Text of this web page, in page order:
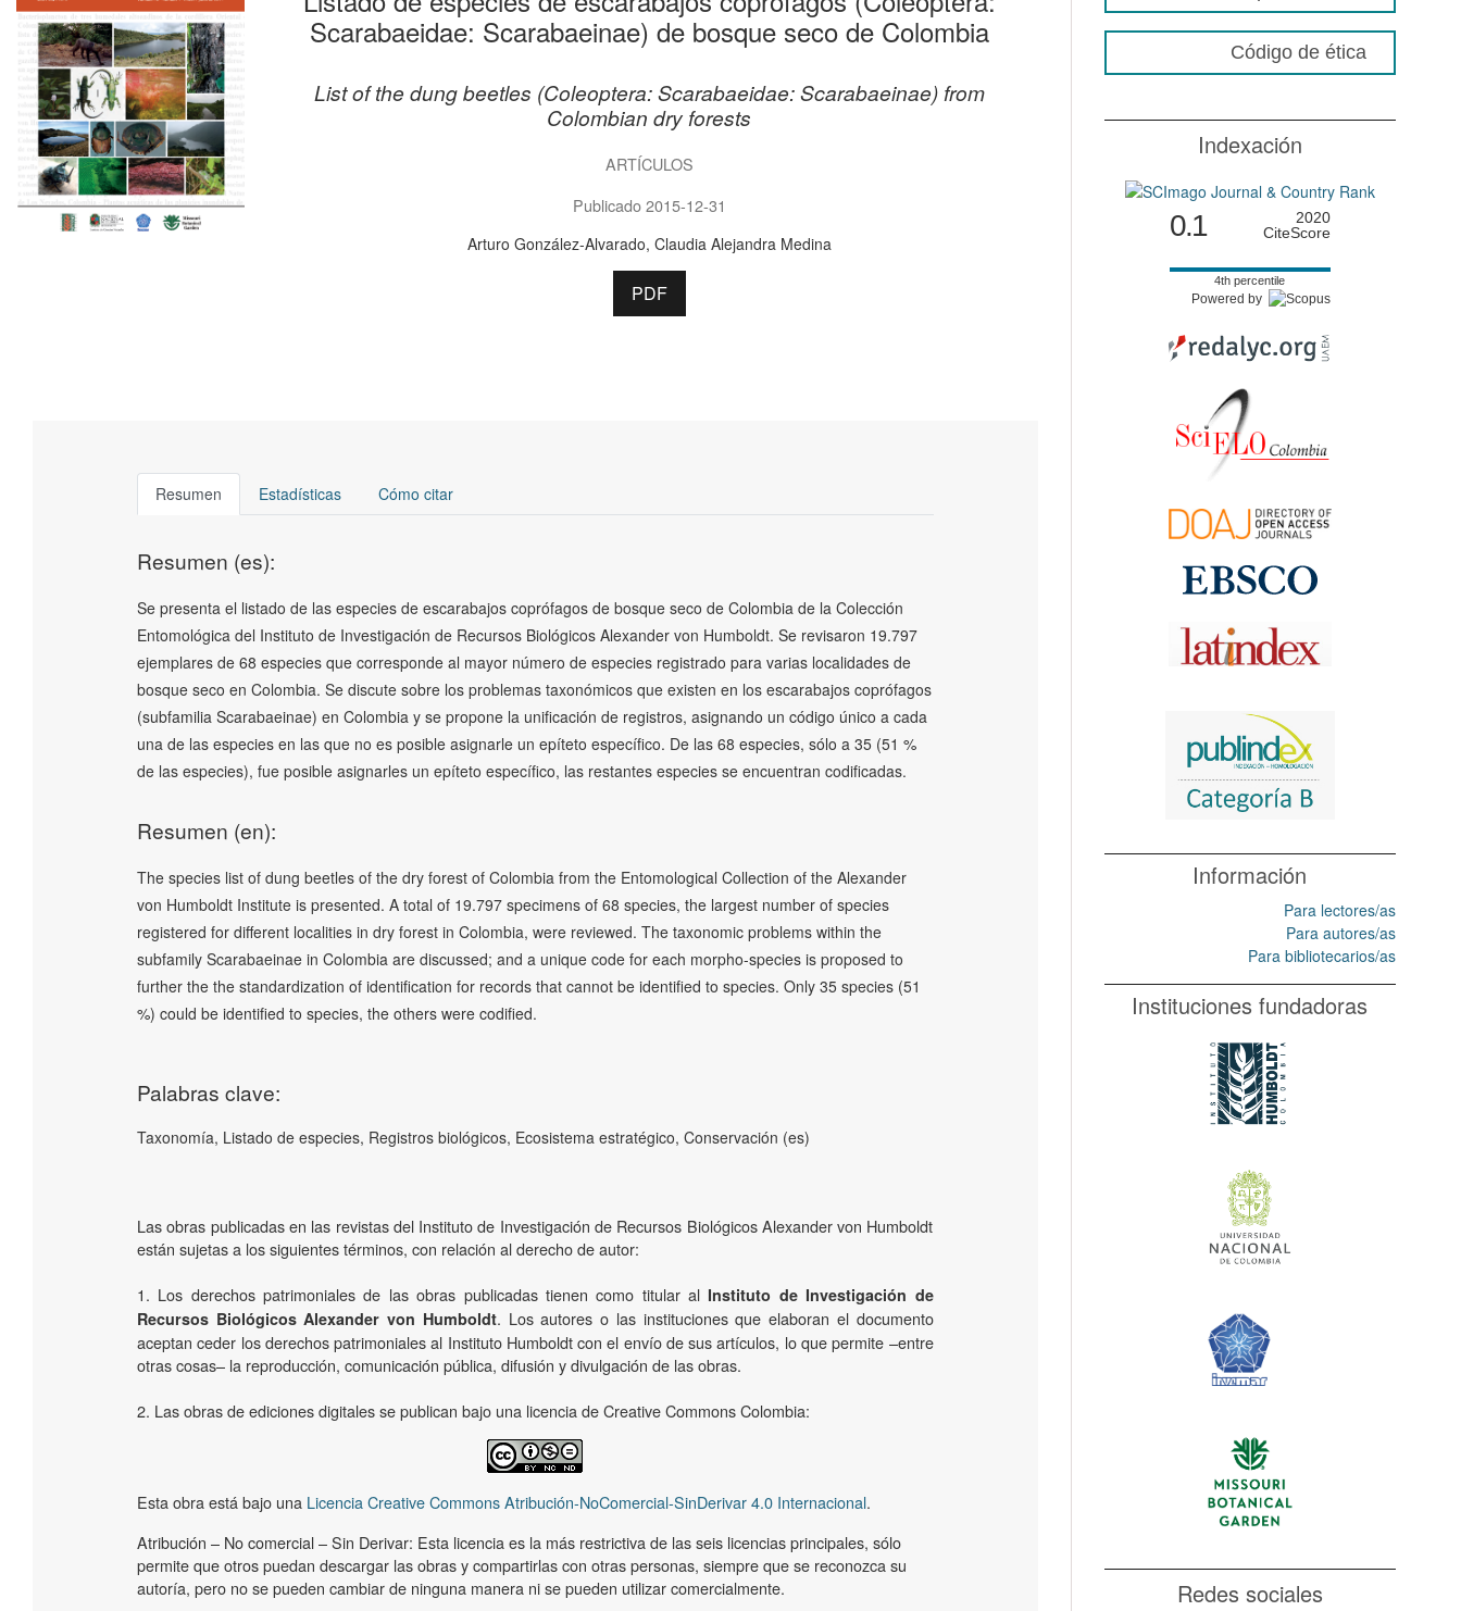
Scarabaeidae: Scarabaeinae) de bosque seco de Colombia
List of the dung beetles (Coleoptera: Scarabaeidae: Scarabaeinae) from
Colombian dry forests
ARTÍCULOS
Publicado 2015-12-31
Arturo González-Alvarado Claudia Alejandra Medina
PDF
Resumen Estadísticas Cómo citar
Resumen (es):
Se presenta el listado de las especies de escarabajos coprófagos de bosque seco de Colombia de la Colección
Entomológica del Instituto de Investigación de Recursos Biológicos Alexander von Humboldt. Se revisaron 19.797
ejemplares de 68 especies que corresponde al mayor número de especies registrado para varias localidades de
bosque seco en Colombia. Se discute sobre los problemas taxonómicos que existen en los escarabajos coprófagos
(subfamilia Scarabaeinae) en Colombia y se propone la unificación de registros, asignando un código único a cada
una de las especies en las que no es posible asignarle un epíteto específico. De las 68 especies, sólo a 35 (51 %
de las especies), fue posible asignarles un epíteto específico, las restantes especies se encuentran codificadas.
Resumen (en):
The species list of dung beetles of the dry forest of Colombia from the Entomological Collection of the Alexander
von Humboldt Institute is presented. A total of 19.797 specimens of 68 species, the largest number of species
registered for different localities in dry forest in Colombia, were reviewed. The taxonomic problems within the
subfamily Scarabaeinae in Colombia are discussed; and a unique code for each morpho-species is proposed to
further the the standardization of identification for records that cannot be identified to species. Only 35 species (51
%) could be identified to species, the others were codified.
Palabras clave:
Taxonomía, Listado de especies, Registros biológicos, Ecosistema estratégico, Conservación (es)
Las obras publicadas en las revistas del Instituto de Investigación de Recursos Biológicos Alexander von Humboldt
están sujetas a los siguientes términos, con relación al derecho de autor:
1. Los derechos patrimoniales de las obras publicadas tienen como titular al Instituto de Investigación de
Recursos Biológicos Alexander von Humboldt. Los autores o las instituciones que elaboran el documento
aceptan ceder los derechos patrimoniales al Instituto Humboldt con el envío de sus artículos, lo que permite –entre
otras cosas­– la reproducción, comunicación pública, difusión y divulgación de las obras.
2. Las obras de ediciones digitales se publican bajo una licencia de Creative Commons Colombia:
Esta obra está bajo una Licencia Creative Commons Atribución-NoComercial-SinDerivar 4.0 Internacional.
Atribución – No comercial – Sin Derivar: Esta licencia es la más restrictiva de las seis licencias principales, sólo
permite que otros puedan descargar las obras y compartirlas con otras personas, siempre que se reconozca su
autoría, pero no se pueden cambiar de ninguna manera ni se pueden utilizar comercialmente.
Código de ética
Indexación
0.1
2020
CiteScore
4th percentile
Powered by
Información
Para lectores/as
Para autores/as
Para bibliotecarios/as
Instituciones fundadoras
Redes sociales